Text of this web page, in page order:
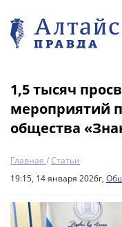
1,5 тысяч
мероприятий
общества
Главная /Статьи
19:15, 14 января 2026г,